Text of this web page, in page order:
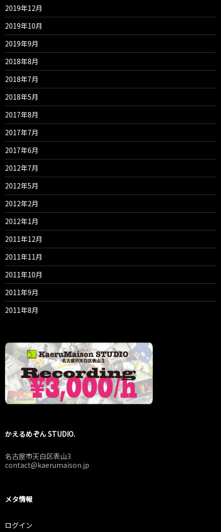
2019年12月
2019年10月
2019年9月
2018年8月
2018年7月
2018年5月
2017年8月
2017年7月
2017年6月
2012年7月
2012年5月
2012年2月
2012年1月
2011年12月
2011年11月
2011年10月
2011年9月
2011年8月
かえるめぞん STUDIO.
名古屋市天白区表山3
contact@kaerumaison.jp
メタ情報
ログイン